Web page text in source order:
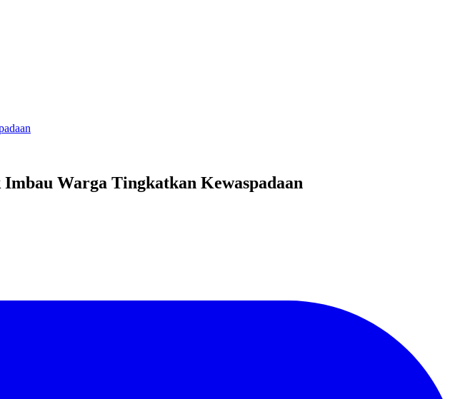
Warga Tingkatkan Kewaspadaan